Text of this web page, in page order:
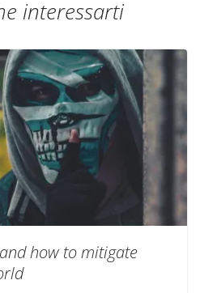
interessarti
how to mitigate